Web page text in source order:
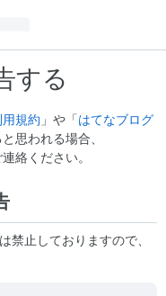
する
規約 」や「はてなブログ
思われる場合、
絡ください。
禁止しておりますので、